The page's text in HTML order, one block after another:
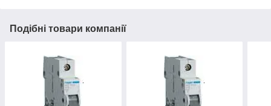
Подібні товари компанії